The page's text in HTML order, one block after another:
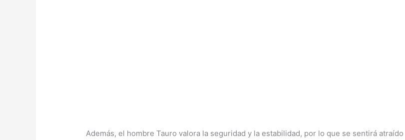
Además, el hombre Tauro valora la seguridad y la estabilidad, por lo que se sentirá atraído